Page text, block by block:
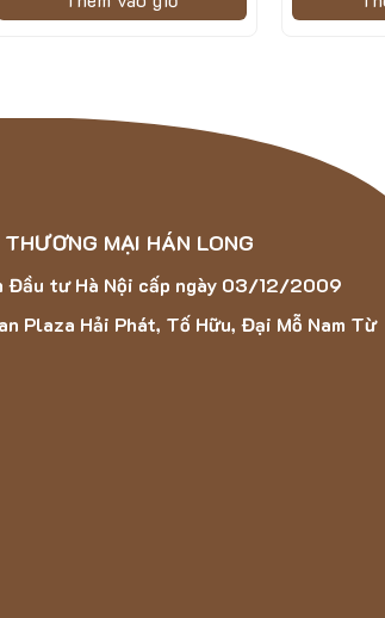
MẠI HÁN LONG
Đầu tư Hà Nội cấp ngày 03/12/2009
Plaza Hải Phát, Tố Hữu, Đại Mỗ Nam Từ